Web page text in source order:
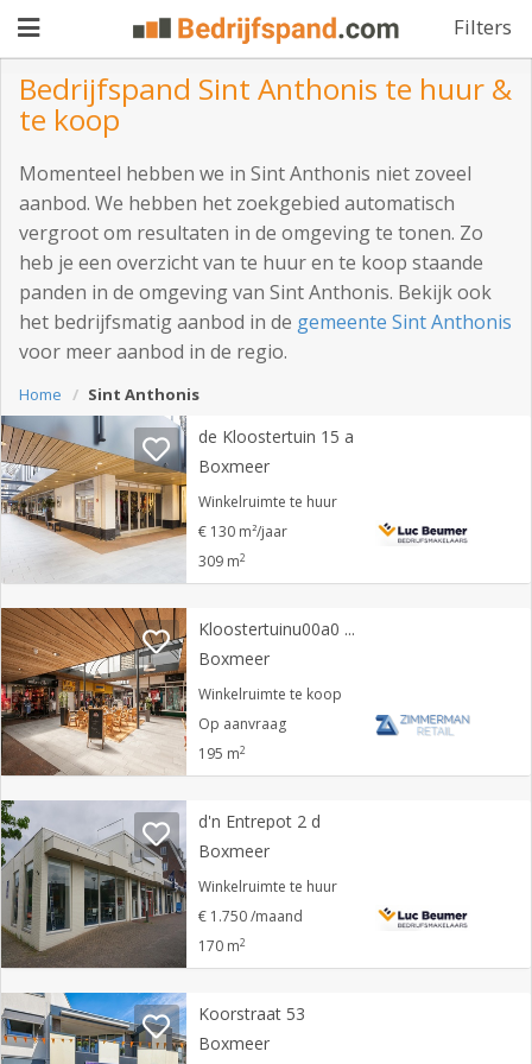
Filters
aanbieden
Pand
zoeken
Waarom
adverteren
Premium
Registreren
Login
Bedrijfspand Sint Anthonis te huur &
te koop
Momenteel hebben we in Sint Anthonis niet zoveel
aanbod. We hebben het zoekgebied automatisch
vergroot om resultaten in de omgeving te tonen. Zo
heb je een overzicht van te huur en te koop staande
panden in de omgeving van Sint Anthonis. Bekijk ook
het bedrijfsmatig aanbod in de gemeente Sint Anthonis
voor meer aanbod in de regio.
Home Sint Anthonis
de Kloostertuin 15 a
Boxmeer
Winkelruimte te huur
€ 130 m²/jaar
309 m2
Kloostertuinu00a0 13
Boxmeer
Winkelruimte te koop
Op aanvraag
195 m2
d'n Entrepot 2 d
Boxmeer
Winkelruimte te huur
€ 1.750 /maand
170 m2
Koorstraat 53
Boxmeer